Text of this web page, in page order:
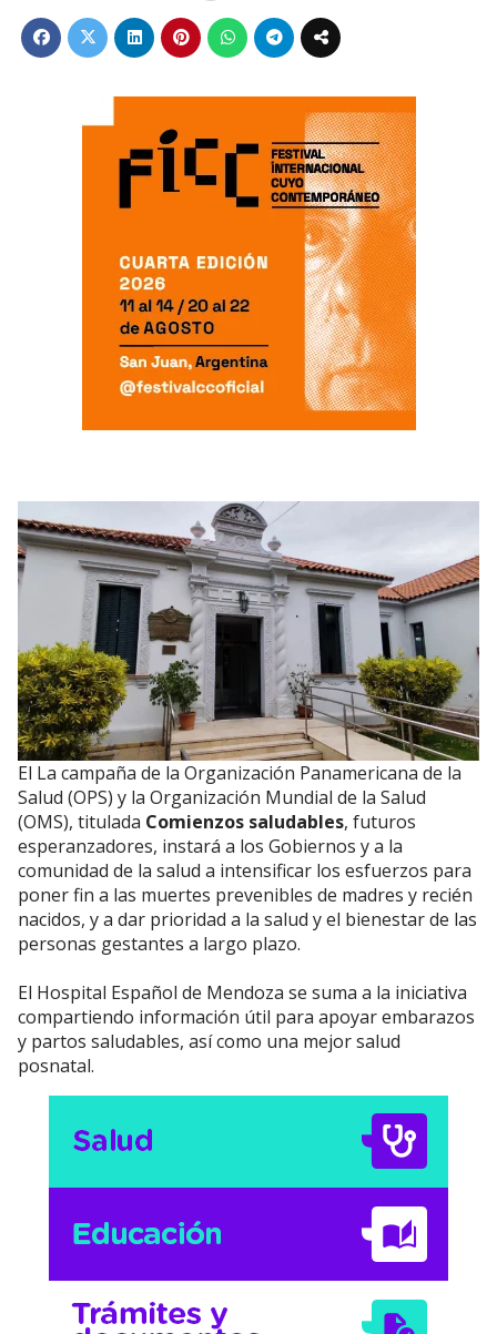
El La campaña de la Organización Panamericana de la
Salud (OPS) y la Organización Mundial de la Salud
(OMS), titulada Comienzos saludables, futuros
esperanzadores, instará a los Gobiernos y a la
comunidad de la salud a intensificar los esfuerzos para
poner fin a las muertes prevenibles de madres y recién
nacidos, y a dar prioridad a la salud y el bienestar de las
personas gestantes a largo plazo.
El Hospital Español de Mendoza se suma a la iniciativa
compartiendo información útil para apoyar embarazos
y partos saludables, así como una mejor salud
posnatal.